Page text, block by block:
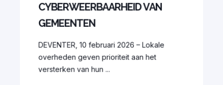
CYBERWEERBAARHEID VAN
GEMEENTEN
DEVENTER, 10 februari 2026 – Lokale
overheden geven prioriteit aan het
versterken van hun ...